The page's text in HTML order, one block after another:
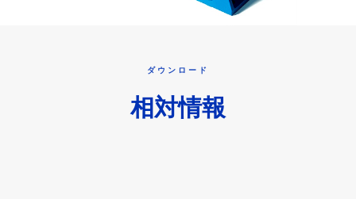
ダウンロード
相対情報